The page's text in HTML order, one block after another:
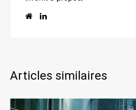
Articles similaires